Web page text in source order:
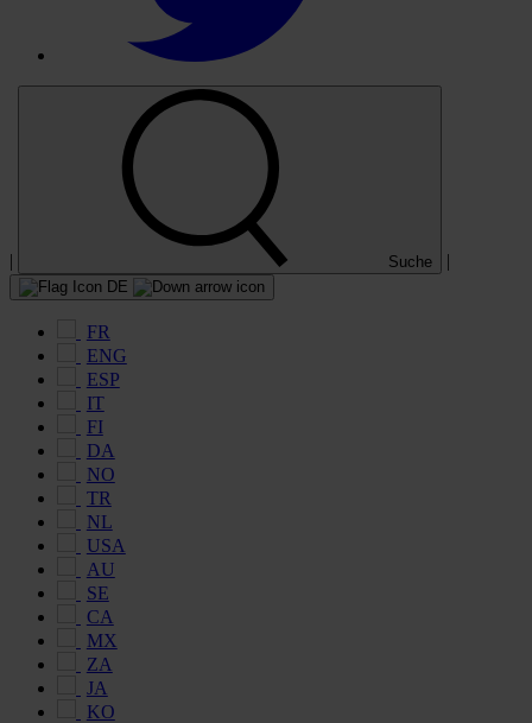
| Suche |
DE
FR
ENG
ESP
IT
FI
DA
NO
TR
NL
USA
AU
SE
CA
MX
ZA
JA
KO